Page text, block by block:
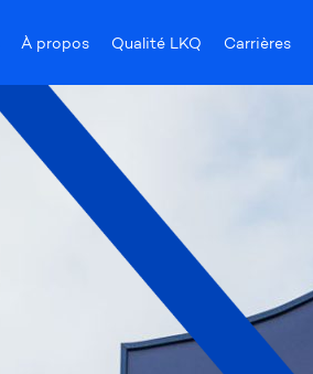
À propos Qualité LKQ Carrières